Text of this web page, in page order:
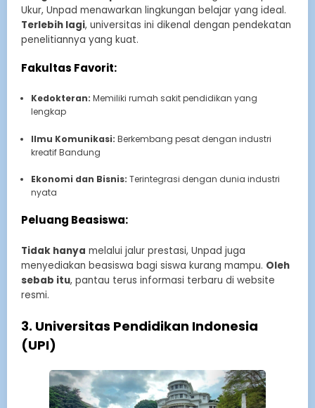
Ukur, Unpad menawarkan lingkungan belajar yang ideal.
Terlebih lagi, universitas ini dikenal dengan pendekatan
penelitiannya yang kuat.
Fakultas Favorit:
Kedokteran: Memiliki rumah sakit pendidikan yang
lengkap
Ilmu Komunikasi: Berkembang pesat dengan industri
kreatif Bandung
Ekonomi dan Bisnis: Terintegrasi dengan dunia industri
nyata
Peluang Beasiswa:
Tidak hanya melalui jalur prestasi, Unpad juga
menyediakan beasiswa bagi siswa kurang mampu. Oleh
sebab itu, pantau terus informasi terbaru di website
resmi.
3. Universitas Pendidikan Indonesia
(UPI)